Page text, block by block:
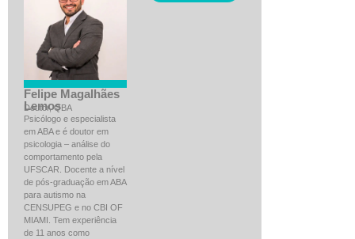
Felipe Magalhães
Lemos
Doutor, QBA
Psicólogo e especialista
em ABA e é doutor em
psicologia – análise do
comportamento pela
UFSCAR. Docente a nível
de pós-graduação em ABA
para autismo na
CENSUPEG e no CBI OF
MIAMI. Tem experiência
de 11 anos como